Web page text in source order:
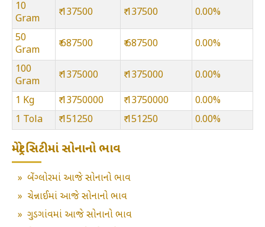
10
Gram
₹ 137500 ₹ 137500 0.00%
50
Gram
₹ 687500 ₹ 687500 0.00%
100
Gram
₹ 1375000 ₹ 1375000 0.00%
1 Kg ₹ 13750000 ₹ 13750000
0.00%
1 Tola
₹ 151250 ₹ 151250 0.00%
મેટ્રો સિટીમાં સોનાનો ભાવ
» બેંગ્લોરમાં આજે સોનાનો ભાવ
» ચેન્નાઈમાં આજે સોનાનો ભાવ
» ગુડગાંવમાં આજે સોનાનો ભાવ